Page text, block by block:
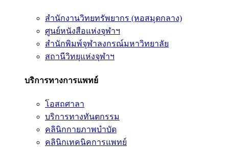
สำนักงานวิทยทรัพยากร (หอสมุดกลาง)
ศูนย์หนังสือแห่งจุฬาฯ
สำนักพิมพ์จุฬาลงกรณ์มหาวิทยาลัย
สถานีวิทยุแห่งจุฬาฯ
บริการทางการแพทย์
โอสถศาลา
บริการทางทันตกรรม
คลินิกกายภาพบำบัด
คลินิกเทคนิคการแพทย์